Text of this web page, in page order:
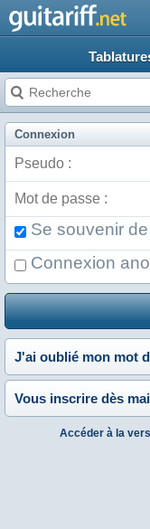
Connexion
J'ai oublié mon mot
Vous inscrire dès
Accéder à la